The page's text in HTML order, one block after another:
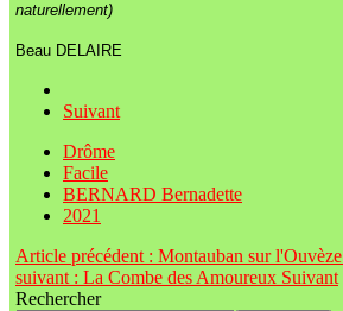
naturellement)
Beau DELAIRE
Suivant
Drôme
Facile
BERNARD Bernadette
2021
Article précédent : Montauban sur l'Ouvèze
suivant : La Combe des Amoureux Suivant
Rechercher